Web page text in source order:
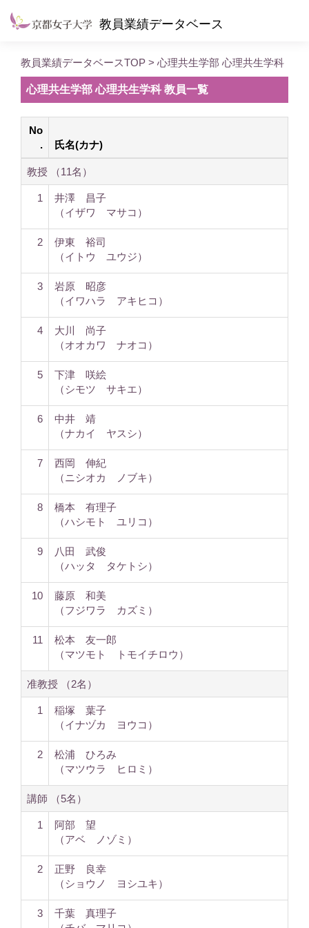
教員業績データベース
教員業績データベースTOP > 心理共生学部 心理共生学科
心理共生学部 心理共生学科 教員一覧
No
.
氏名(カナ)
教授 （11名）
1
井澤 昌子
（イザワ マサコ）
2
伊東 裕司
（イトウ ユウジ）
3
岩原 昭彦
（イワハラ アキヒコ）
4
大川 尚子
（オオカワ ナオコ）
5
下津 咲絵
（シモツ サキエ）
6
中井 靖
（ナカイ ヤスシ）
7
西岡 伸紀
（ニシオカ ノブキ）
8
橋本 有理子
（ハシモト ユリコ）
9
八田 武俊
（ハッタ タケトシ）
10
藤原 和美
（フジワラ カズミ）
11
松本 友一郎
（マツモト トモイチロウ）
准教授 （2名）
1
稲塚 葉子
（イナヅカ ヨウコ）
2
松浦 ひろみ
（マツウラ ヒロミ）
講師 （5名）
1
阿部 望
（アベ ノゾミ）
2
正野 良幸
（ショウノ ヨシユキ）
3
千葉 真理子